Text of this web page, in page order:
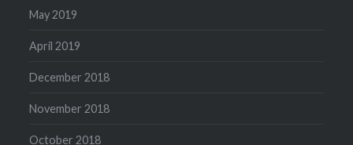
May 2019
April 2019
December 2018
November 2018
October 2018